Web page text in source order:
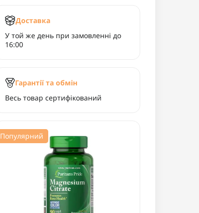
Доставка
У той же день при замовленні до
16:00
Гарантії та обмін
Весь товар сертифікований
Популярний